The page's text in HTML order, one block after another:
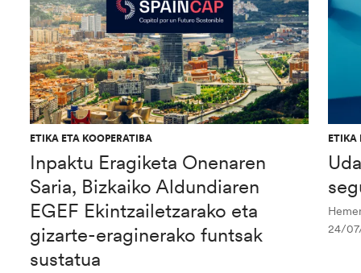
ETIKA ETA KOOPERATIBA
Inpaktu Eragiketa Onenaren
Saria, Bizkaiko Aldundiaren
EGEF Ekintzailetzarako eta
gizarte-eraginerako funtsak
sustatua
ETIKA
24/